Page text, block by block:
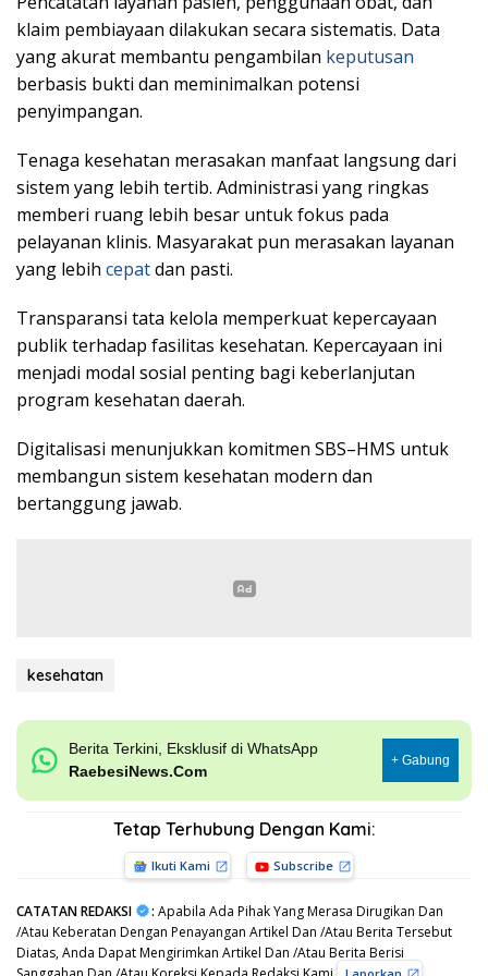
klaim pembiayaan dilakukan secara sistematis. Data
yang akurat membantu pengambilan keputusan
berbasis bukti dan meminimalkan potensi
penyimpangan.
Tenaga kesehatan merasakan manfaat langsung dari
sistem yang lebih tertib. Administrasi yang ringkas
memberi ruang lebih besar untuk fokus pada
pelayanan klinis. Masyarakat pun merasakan layanan
yang lebih cepatdan pasti.
Transparansi tata kelola memperkuat kepercayaan
publik terhadap fasilitas kesehatan. Kepercayaan ini
menjadi modal sosial penting bagi keberlanjutan
program kesehatan daerah.
Digitalisasi menunjukkan komitmen SBS–HMS untuk
membangun sistem kesehatan modern dan
bertanggung jawab.
kesehatan
Berita Terkini, Eksklusif di WhatsApp
RaebesiNews.Com
+ Gabung
Tetap Terhubung Dengan Kami:
Ikuti Kami Subscribe
CATATAN REDAKSI : Apabila Ada Pihak Yang Merasa Dirugikan Dan
/Atau Keberatan Dengan Penayangan Artikel Dan /Atau Berita Tersebut
Diatas, Anda Dapat Mengirimkan Artikel Dan /Atau Berita Berisi